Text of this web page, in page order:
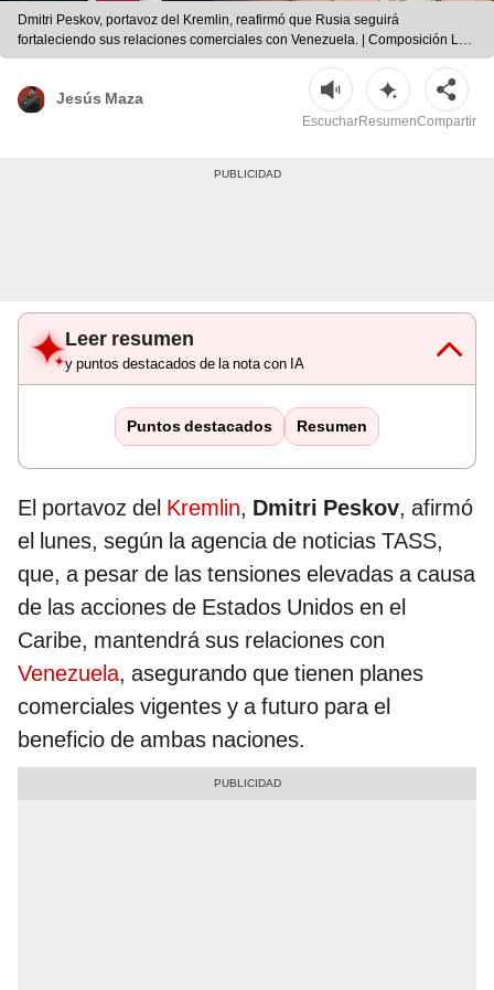
Dmitri Peskov, portavoz del Kremlin, reafirmó que Rusia seguirá
fortaleciendo sus relaciones comerciales con Venezuela. | Composición LR |
AFP
Jesús Maza
EscucharResumenCompartir
Leer resumen
y puntos destacados de la nota con IA
Puntos destacados Resumen
El portavoz del Kremlin, Dmitri Peskov, afirmó
el lunes, según la agencia de noticias TASS,
que, a pesar de las tensiones elevadas a causa
de las acciones de Estados Unidos en el
Caribe, mantendrá sus relaciones con
Venezuela, asegurando que tienen planes
comerciales vigentes y a futuro para el
beneficio de ambas naciones.